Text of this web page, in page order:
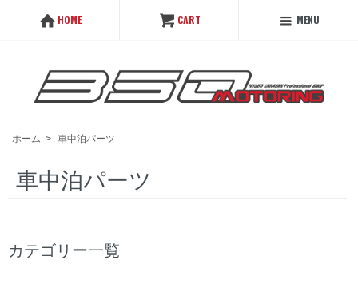
HOME CART MENU
ホーム > 車中泊パーツ
車中泊パーツ
カテゴリー一覧